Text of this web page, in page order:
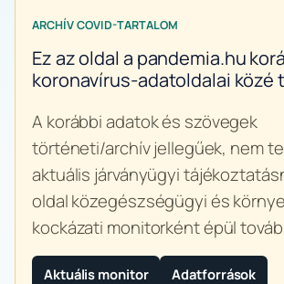
ARCHÍV COVID-TARTALOM
Ez az oldal a pandemia.hu
koronavírus-adatoldalai közé
A korábbi adatok és szövegek
történeti/archív jellegűek, nem
aktuális járványügyi
oldal közegészségügyi és
kockázati monitorként épül
Aktuális monitor Adatforrások